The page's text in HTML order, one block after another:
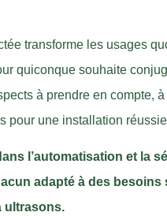
transforme les usages
quiconque souhaite
à prendre en compte,
pour une installation
l’automatisation et la
adapté à des besoins
ultrasons.